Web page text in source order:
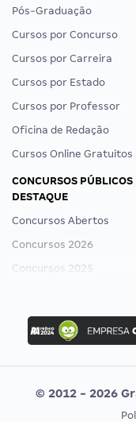
Pós-Graduação
Cursos por Concurso
Cursos por Carreira
Cursos por Estado
Cursos por Professor
Oficina de Redação
Cursos Online Gratuitos
CONCURSOS PÚBLICOS
DESTAQUE
Concursos Abertos
Concursos 2026
Concursos 2025
Concurso Ibama
Concurso MPU
Editais publicados
© 2012 - 2026